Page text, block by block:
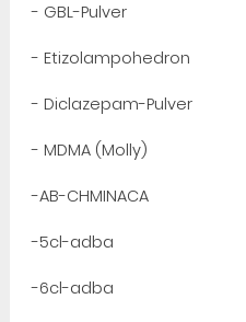
- GBL-Pulver
- Etizolampohedron
- Diclazepam-Pulver
- MDMA (Molly)
-AB-CHMINACA
-5cl-adba
-6cl-adba